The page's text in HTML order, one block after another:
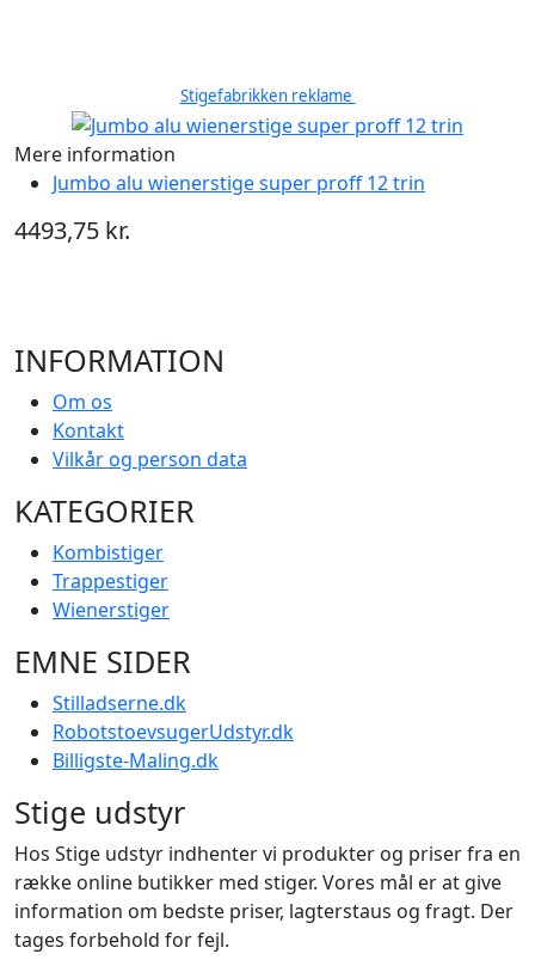
Stigefabrikken reklame
Mere information
Jumbo alu wienerstige super proff 12 trin
4493,75 kr.
INFORMATION
Om os
Kontakt
Vilkår og person data
KATEGORIER
Kombistiger
Trappestiger
Wienerstiger
EMNE SIDER
Stilladserne.dk
RobotstoevsugerUdstyr.dk
Billigste-Maling.dk
Stige udstyr
Hos Stige udstyr indhenter vi produkter og priser fra en
række online butikker med stiger. Vores mål er at give
information om bedste priser, lagterstaus og fragt. Der
tages forbehold for fejl.